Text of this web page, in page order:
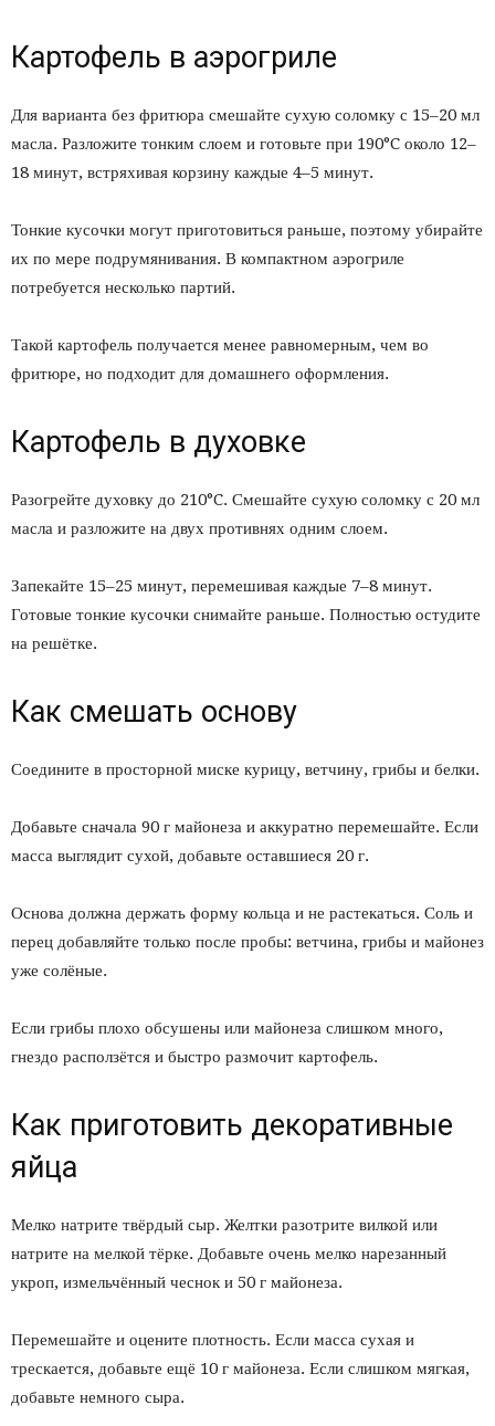
Картофель в аэрогриле
Для варианта без фритюра смешайте сухую соломку с 15–20 мл
масла. Разложите тонким слоем и готовьте при 190°C около 12–
18 минут, встряхивая корзину каждые 4–5 минут.
Тонкие кусочки могут приготовиться раньше, поэтому убирайте
их по мере подрумянивания. В компактном аэрогриле
потребуется несколько партий.
Такой картофель получается менее равномерным, чем во
фритюре, но подходит для домашнего оформления.
Картофель в духовке
Разогрейте духовку до 210°C. Смешайте сухую соломку с 20 мл
масла и разложите на двух противнях одним слоем.
Запекайте 15–25 минут, перемешивая каждые 7–8 минут.
Готовые тонкие кусочки снимайте раньше. Полностью остудите
на решётке.
Как смешать основу
Соедините в просторной миске курицу, ветчину, грибы и белки.
Добавьте сначала 90 г майонеза и аккуратно перемешайте. Если
масса выглядит сухой, добавьте оставшиеся 20 г.
Основа должна держать форму кольца и не растекаться. Соль и
перец добавляйте только после пробы: ветчина, грибы и майонез
уже солёные.
Если грибы плохо обсушены или майонеза слишком много,
гнездо расползётся и быстро размочит картофель.
Как приготовить декоративные
яйца
Мелко натрите твёрдый сыр. Желтки разотрите вилкой или
натрите на мелкой тёрке. Добавьте очень мелко нарезанный
укроп, измельчённый чеснок и 50 г майонеза.
Перемешайте и оцените плотность. Если масса сухая и
трескается, добавьте ещё 10 г майонеза. Если слишком мягкая,
добавьте немного сыра.